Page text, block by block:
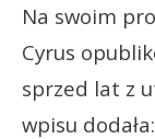
Na swoim
Cyrus
sprzed lat z
wpisu